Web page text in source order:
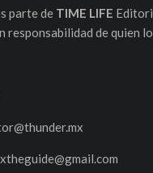
parte de TIME LIFE
responsabilidad de quien